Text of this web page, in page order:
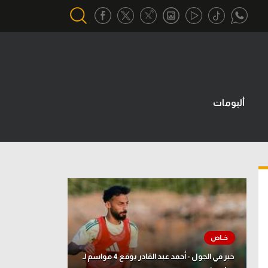
تحقيق في الجول
تحليل في الجول
حكايات في الجول
كويز في الجول
فيديو في الجول
ألبومات
خبر في الجول - أحمد عبد القادر يوقع 4 مواسم لـ